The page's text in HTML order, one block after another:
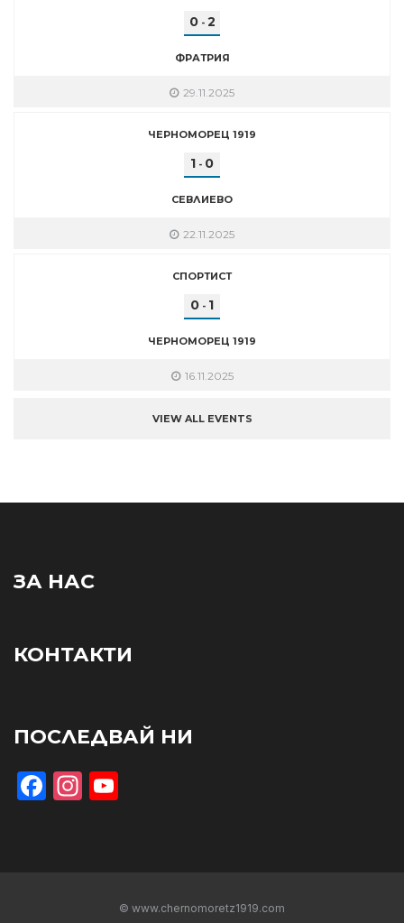
0- 2
ФРАТРИЯ
29.11.2025
ЧЕРНОМОРЕЦ 1919
1 - 0
СЕВЛИЕВО
22.11.2025
СПОРТИСТ
0 - 1
ЧЕРНОМОРЕЦ 1919
16.11.2025
VIEW ALL EVENTS
ЗА НАС
КОНТАКТИ
ПОСЛЕДВАЙ НИ
Facebook
Instagram
© www.chernomoretz1919.com